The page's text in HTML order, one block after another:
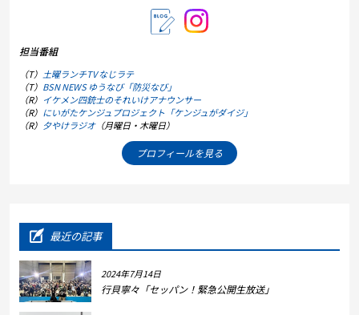
担当番組
（T） 土曜ランチTV なじラテ
（T） BSN NEWS ゆうなび「防災なび」
（R） イケメン四銃士のそれいけアナウンサー
（R） にいがたケンジュプロジェクト「ケンジュがダイジ」
（R） 夕やけラジオ（月曜日・木曜日）
プロフィールを見る
最近の記事
2024年7月14日
行貝寧々「セッパン！緊急公開生放送」